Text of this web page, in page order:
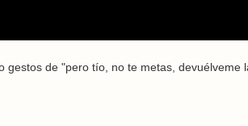
gestos de "pero tío, no te metas, devuélveme